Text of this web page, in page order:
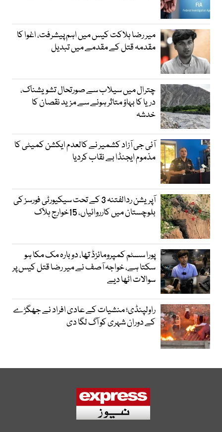
میر رضا ہلاکت کیس میں اہم پیشرفت، اغوا کا
مقدمہ قتل کے مقدمے میں تبدیل
چترال میں سیلاب سے صورتحال تشویشناک،
دریا کا بہاؤ متاثر ہونے سے مزید نقصان کا
خدشہ
آئی جی آزاد کشمیر نے کالعدم ایکشن کمیٹی کا
مذموم ایجنڈا بے نقاب کردیا
آپریشن ردالفتنہ 3 کے تحت سیکیورٹی فورسز کی
بلوچستان میں کارروائیاں، 15خوارج ہلاک
پورا سسٹم کمپرومائزڈ تھا، دوبارہ مک مکا ہو
سکتا ہے، خواجہ آصف نے میر رضا قتل کیس پر
سوالات اٹھا دیے
راولپنڈی؛ منشیات کے عادی افراد نے جھگڑے
کے دوران شہری کو آگ لگا دی